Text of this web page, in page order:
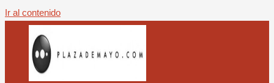
Ir al contenido